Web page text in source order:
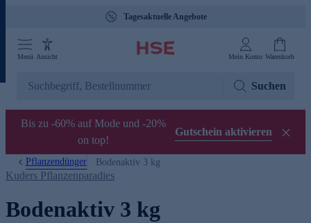
Tagesaktuelle Angebote
Menü Ansicht Mein Konto Warenkorb
Suchen
Bis zu -60% auf Mode und -20%
on top!
Gutschein aktivieren
Pflanzendünger Bodenaktiv 3 kg
Kuders Pflanzenparadies
Bodenaktiv 3 kg